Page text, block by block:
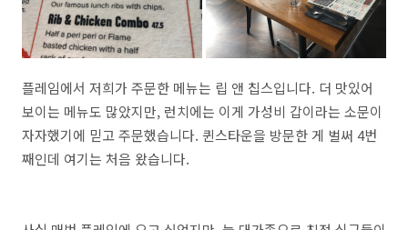
플레임에서 저희가 주문한 메뉴는 립 앤 칩스입니다. 더 맛있어
보이는 메뉴도 많았지만, 런치에는 이게 가성비 갑이라는 소문이
자자했기에 믿고 주문했습니다. 퀸스타운을 방문한 게 벌써 4번
째인데 여기는 처음 왔습니다.